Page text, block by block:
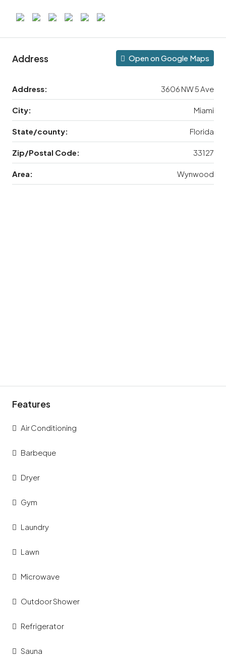
Address Open on Google Maps
Address: 3606 NW 5 Ave
City: Miami
State/county: Florida
Zip/Postal Code: 33127
Area: Wynwood
Features
Air Conditioning
Barbeque
Dryer
Gym
Laundry
Lawn
Microwave
Outdoor Shower
Refrigerator
Sauna